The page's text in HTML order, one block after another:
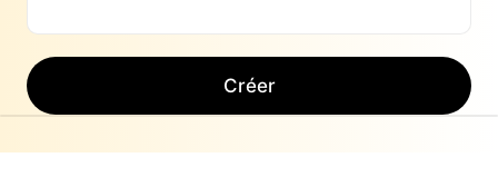
Créer